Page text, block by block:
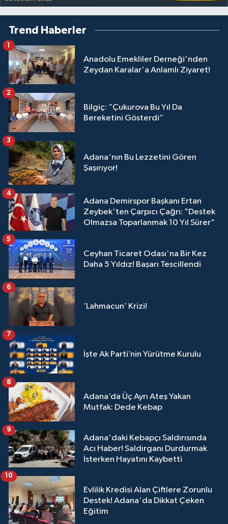
Trend Haberler
Anadolu Emekliler Derneği'nden
Zeydan Karalar'a Anlamlı Ziyaret!
1
Bilgiç: “Çukurova Bu Yıl Da
Bereketini Gösterdi”
2
Adana'nın Bu Lezzetini Gören
Şaşırıyor!
3
Adana Demirspor Başkanı Ertan
Zeybek'ten Çarpıcı Çağrı: "Destek
Olmazsa Toparlanmak 10 Yıl Sürer"
4
Ceyhan Ticaret Odası'na Bir Kez
Daha 5 Yıldız! Başarı Tescillendi
5
‘Lahmacun’ Krizi!
6
İşte Ak Parti’nin Yürütme Kurulu
7
Adana’da Üç Ayrı Ateş Yakan
Mutfak: Dede Kebap
8
Adana'daki Kebapçı Saldırısında
Acı Haber! Saldırganı Durdurmak
İsterken Hayatını Kaybetti
9
Evlilik Kredisi Alan Çiftlere Zorunlu
Destek! Adana'da Dikkat Çeken
Eğitim
10